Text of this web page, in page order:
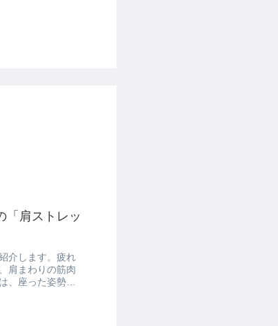
「肩ストレッ
介します。疲れ
肩まわりの筋肉
、座った姿勢か